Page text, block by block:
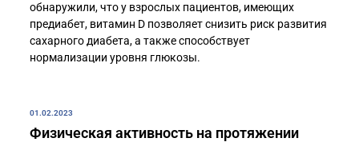
обнаружили, что у взрослых пациентов, имеющих
предиабет, витамин D позволяет снизить риск развития
сахарного диабета, а также способствует
нормализации уровня глюкозы.
01.02.2023
Физическая активность на протяжении